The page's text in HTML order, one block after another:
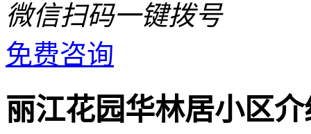
微信扫码一键拨号
免费咨询
丽江花园华林居小区介